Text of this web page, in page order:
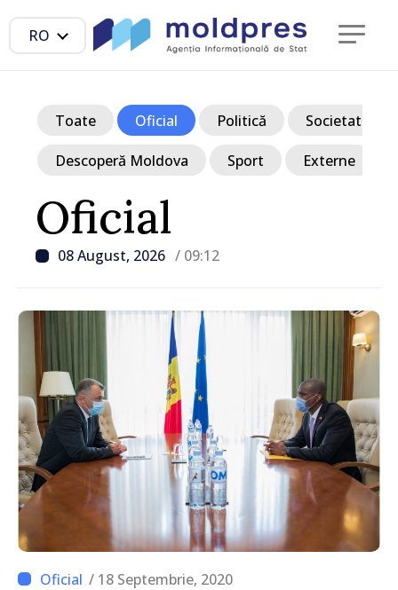
RO
Oficial
08 August, 2026 / 09:12
Toate Oficial Politică Societate
Descoperă Moldova Sport Externe
/ 18 Septembrie, 2020